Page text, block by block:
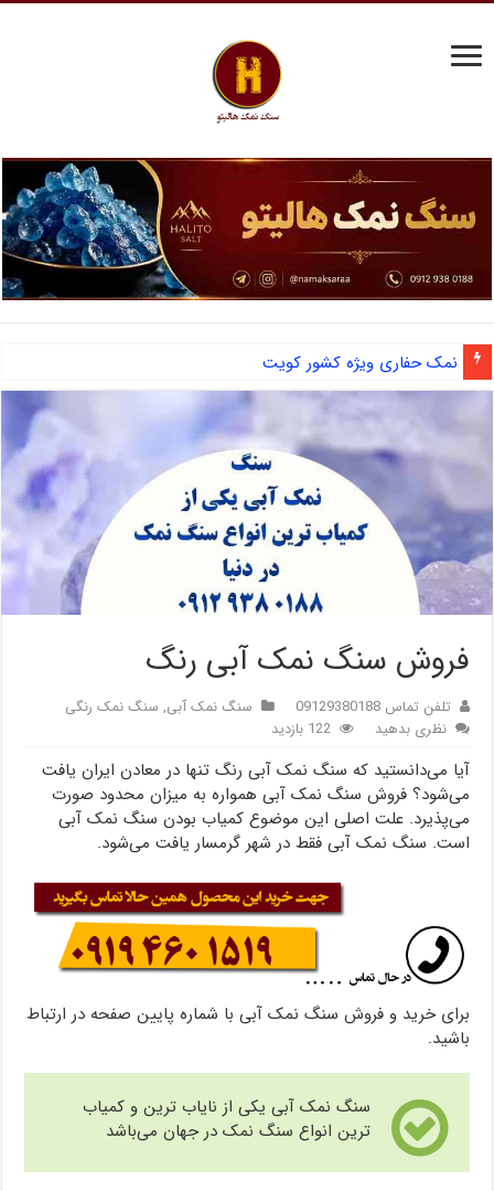
نمک حفاری ویژه کشور کویت
آشنایی با نمک دانه شکری و مزایای صادرات نمک صنعتی
فروش سنگ نمک آبی رنگ
تلفن تماس 09129380188 سنگ نمک آبی, سنگ نمک رنگی
نظری بدهید
122 بازدید
آیا می‌دانستید که سنگ نمک آبی رنگ تنها در معادن ایران یافت
می‌شود؟ فروش سنگ نمک آبی همواره به میزان محدود صورت
می‌پذیرد. علت اصلی این موضوع کمیاب بودن سنگ نمک آبی
است. سنگ نمک آبی فقط در شهر گرمسار یافت می‌شود.
برای خرید و فروش سنگ نمک آبی با شماره پایین صفحه در ارتباط
باشید.
سنگ نمک آبی یکی از نایاب ترین و کمیاب
ترین انواع سنگ نمک در جهان می‌باشد